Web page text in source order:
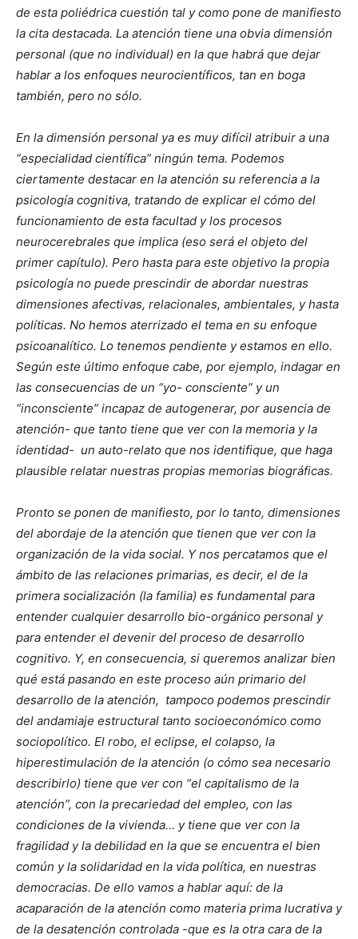
de esta poliédrica cuestión tal y como pone de manifiesto
la cita destacada. La atención tiene una obvia dimensión
personal (que no individual) en la que habrá que dejar
hablar a los enfoques neurocientíficos, tan en boga
también, pero no sólo.
En la dimensión personal ya es muy difícil atribuir a una
“especialidad científica” ningún tema. Podemos
ciertamente destacar en la atención su referencia a la
psicología cognitiva, tratando de explicar el cómo del
funcionamiento de esta facultad y los procesos
neurocerebrales que implica (eso será el objeto del
primer capítulo). Pero hasta para este objetivo la propia
psicología no puede prescindir de abordar nuestras
dimensiones afectivas, relacionales, ambientales, y hasta
políticas. No hemos aterrizado el tema en su enfoque
psicoanalítico. Lo tenemos pendiente y estamos en ello.
Según este último enfoque cabe, por ejemplo, indagar en
las consecuencias de un “yo- consciente” y un
“inconsciente” incapaz de autogenerar, por ausencia de
atención- que tanto tiene que ver con la memoria y la
identidad- un auto-relato que nos identifique, que haga
plausible relatar nuestras propias memorias biográficas.
Pronto se ponen de manifiesto, por lo tanto, dimensiones
del abordaje de la atención que tienen que ver con la
organización de la vida social. Y nos percatamos que el
ámbito de las relaciones primarias, es decir, el de la
primera socialización (la familia) es fundamental para
entender cualquier desarrollo bio-orgánico personal y
para entender el devenir del proceso de desarrollo
cognitivo. Y, en consecuencia, si queremos analizar bien
qué está pasando en este proceso aún primario del
desarrollo de la atención, tampoco podemos prescindir
del andamiaje estructural tanto socioeconómico como
sociopolítico. El robo, el eclipse, el colapso, la
hiperestimulación de la atención (o cómo sea necesario
describirlo) tiene que ver con “el capitalismo de la
atención”, con la precariedad del empleo, con las
condiciones de la vivienda… y tiene que ver con la
fragilidad y la debilidad en la que se encuentra el bien
común y la solidaridad en la vida política, en nuestras
democracias. De ello vamos a hablar aquí: de la
acaparación de la atención como materia prima lucrativa y
de la desatención controlada -que es la otra cara de la